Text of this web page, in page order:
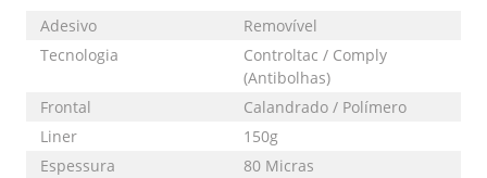
Adesivo
Removível
Tecnologia
Controltac / Comply
(Antibolhas)
Frontal
Calandrado / Polímero
Liner
150g
Espessura
80 Micras